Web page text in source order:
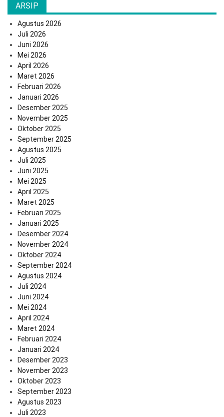
ARSIP
Agustus 2026
Juli 2026
Juni 2026
Mei 2026
April 2026
Maret 2026
Februari 2026
Januari 2026
Desember 2025
November 2025
Oktober 2025
September 2025
Agustus 2025
Juli 2025
Juni 2025
Mei 2025
April 2025
Maret 2025
Februari 2025
Januari 2025
Desember 2024
November 2024
Oktober 2024
September 2024
Agustus 2024
Juli 2024
Juni 2024
Mei 2024
April 2024
Maret 2024
Februari 2024
Januari 2024
Desember 2023
November 2023
Oktober 2023
September 2023
Agustus 2023
Juli 2023